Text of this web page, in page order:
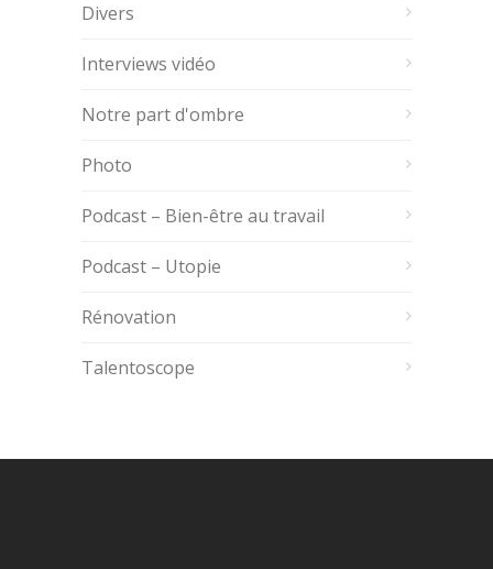
Divers
Interviews vidéo
Notre part d'ombre
Photo
Podcast – Bien-être au travail
Podcast – Utopie
Rénovation
Talentoscope